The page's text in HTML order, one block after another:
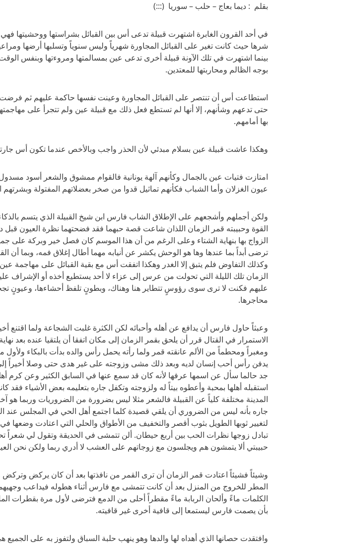
بقلم : ديما بعاج – حلب – سوريا (:::)
في أحد القرون الغابرة اشتهرت قبيلة تدعى أس بين القبائل بشراستها ووحشيتها
شرها حيث كانت تغير على القبائل المجاورة شهرياً وليس سنوياً وتسلبها أرضها
بينما اشتهرت في تلك الآونة قبيلة أخرى تدعى عين بمسالمتها ومروءتها وبنفس
بوجه الظالم ومحاربتها للمعتدين.
استطاعت أس أن تنتصر على القبائل المجاورة وعينت نفسها حاكمة عليهم ثم فرضت
حتى تدعهم وشأنهم، إلا أنها لم تستطع فعل ذلك مع قبيلة عين ولم تتجرأ على
بها أمامهم.
وهكذا عاشت قبيلة عين بسلام مبدئي لأن الحذر واجب وبالأخص عندما تكون أس
امتازت فتيات عين بالجمال وكأنهم آلهة يونانية فالقوام ممشوق والشعر أسود
عيون الغزلان وأما الشباب فكأنهم تماثيل قدوا من صخر بعضلاتهم المفتولة
ولكن أجملهم وأشجعهم على الإطلاق الشاب فارس ابن شيخ القبيلة الذي يتسم
القوة وحبيبته قمر الزمان اللذان شاعت قصة حبهما فقد فضحتهما نظرة العيون قبل
الزواج بها بنهاية الشتاء وعلى الرغم من أن هذا الموسم كان فصل خير وبركة على
ترضى أبداً بما عندها وها هو الوحش يكشر عن أنيابه مهما أطال إغلاق فمه، وبما أن
وكذلك التفاوض فلم يتبق إلا الغدر وهكذا اتفقت أس مع بقية القبائل على مهاجمة
الزمان تلك الليلة التي تحولت من عرس إلى عزاء لا أحد يستطيع أخذه أو الإشراف
عليهم فكنت لا ترى سوى رؤوسٍ تتطاير هنا وهناك، وبطونٍ تلفظ أحشاءها، وعيونٍ
محاجرها.
وعبثاً حاول فارس أن يدافع عن أهله وأحبائه لكن الكثرة غلبت الشجاعة ولما اقتنع
الاستمرار في القتال قرر أن يلحق بقمر الزمان إلى مكان اتفقا أن يلتقيا عنده بعد
ومغبراً ومحطماً من الألم عانقته قمر ولما رأته يحمل رأس والده بدأت بالبكاء
يدفن رأس أحب إنسان لديه وبعد ذلك مشى وزوجته على غير هدى حتى وصلا أخيراً
جد حالما سأل عن اسمها عرفها لأنه كان قد سمع عنها في السابق الكثير وعن كرم
استقبله أهلها بمحبة وأعطوه بيتاً له ولزوجته وتكفل جاره بتعليمه بعض الأشياء
المدينة مختلفة كلياً عن القبيلة فالشعر مثلا ليس بضرورة من الضروريات وربما هو
جاره بأنه ليس من الضروري أن يلقي قصيدة كلما اجتمع أهل الحي في المجلس عند
لتغيير ثوبها الطويل بثوب أقصر والتخفيف من الأطواق والحلي التي اعتادت وضعها في
تبادل زوجها نظرات الحب بين أربع حيطان. ألن تتمشى في الحديقة وتقول لي شعراً
حبيبتي ألا يتمشون هم ويجلسون مع زوجاتهم على العشب لا أدري ربما ولكن نحن العيون
وشيئاً فشيئاً اعتادت قمر الزمان أن ترى القمر من نافذتها بعد أن كان يركض
المطر للخروج من المنزل بعد أن كانت تتمشى مع فارس أثناء هطوله فيداعب
الكلمات ماءً وألحان الربابة ماءً مقطراً أحلى من الدمع فترضى لأول مرة بقطرات
بأن يصمت فارس ليستمعا إلى قافية أخرى غير قافيته.
وافتقدت حصانها الذي أهداه لها والدها وهو ينهب حلبة السباق ولتفوز به على الجميع